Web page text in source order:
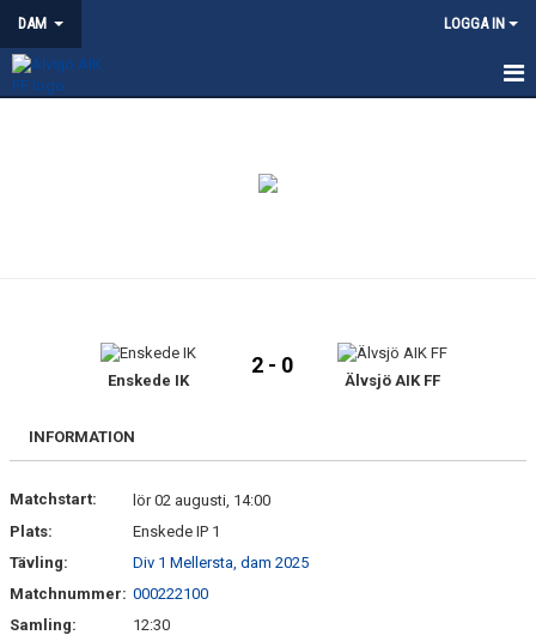
DAM LOGGA IN
Enskede IK
2 - 0
Älvsjö AIK FF
INFORMATION
Matchstart:
lör 02 augusti, 14:00
Plats:
Enskede IP 1
Tävling:
Div 1 Mellersta, dam 2025
Matchnummer: 000222100
Samling:
12:30